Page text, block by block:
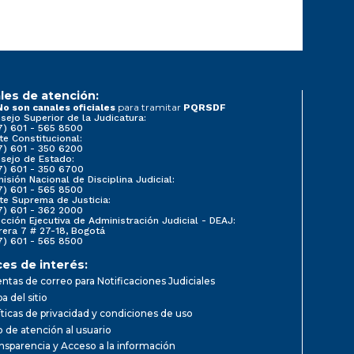
de atención:
son canales oficiales para tramitar PQRSDF
Superior de la Judicatura:
601 - 565 8500
Constitucional:
601 - 350 6200
de Estado:
601 - 350 6700
Nacional de Disciplina Judicial:
601 - 565 8500
Suprema de Justicia:
601 - 362 2000
Ejecutiva de Administración Judicial - DEAJ:
7 # 27-18, Bogotá
601 - 565 8500
de interés:
de correo para Notificaciones Judiciales
del sitio
de privacidad y condiciones de uso
de atención al usuario
y Acceso a la información